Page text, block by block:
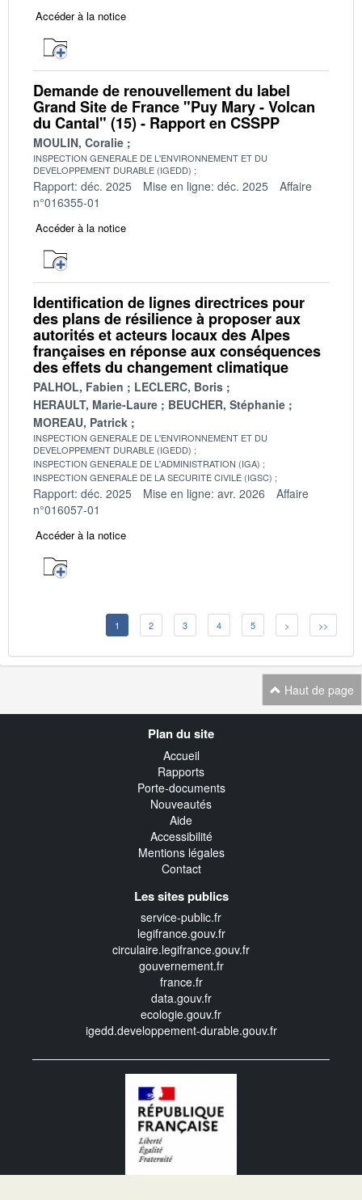
Accéder à la notice
Demande de renouvellement du label
Grand Site de France "Puy Mary - Volcan
du Cantal" (15) - Rapport en CSSPP
MOULIN, Coralie
INSPECTION GENERALE DE L'ENVIRONNEMENT ET DU
DEVELOPPEMENT DURABLE (IGEDD)
Rapport: déc. 2025 Mise en ligne: déc. 2025
Affaire
n°016355-01
Accéder à la notice
Identification de lignes directrices pour
des plans de résilience à proposer aux
autorités et acteurs locaux des Alpes
françaises en réponse aux conséquences
des effets du changement climatique
PALHOL, Fabien
LECLERC, Boris
HERAULT, Marie-Laure
BEUCHER, Stéphanie
MOREAU, Patrick
INSPECTION GENERALE DE L'ENVIRONNEMENT ET DU
DEVELOPPEMENT DURABLE (IGEDD)
INSPECTION GENERALE DE L'ADMINISTRATION (IGA)
INSPECTION GENERALE DE LA SECURITE CIVILE (IGSC)
Rapport: déc. 2025 Mise en ligne: avr. 2026
Affaire
n°016057-01
Accéder à la notice
1 2 3 4 5 > >>
Haut de page
Plan du site
Accueil
Rapports
Porte-documents
Nouveautés
Aide
Accessibilité
Mentions légales
Contact
Les sites publics
service-public.fr
legifrance.gouv.fr
circulaire.legifrance.gouv.fr
gouvernement.fr
france.fr
data.gouv.fr
ecologie.gouv.fr
igedd.developpement-durable.gouv.fr